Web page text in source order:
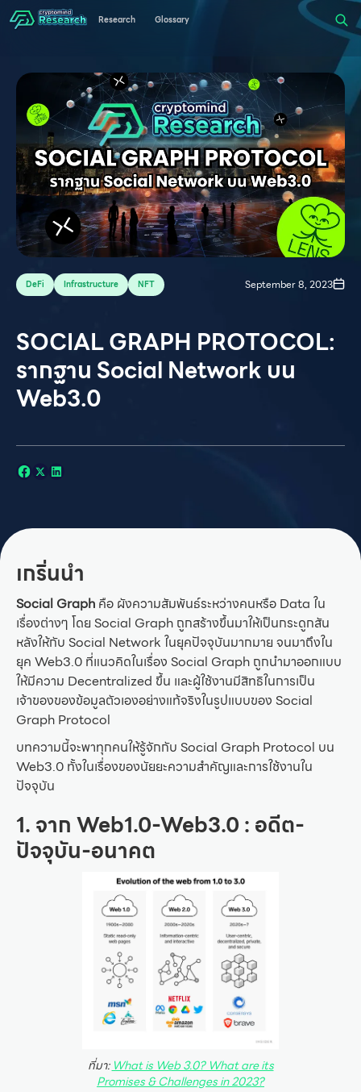
Research Glossary
DeFi Infrastructure NFT September 8, 2023
SOCIAL GRAPH PROTOCOL:
รากฐาน Social Network บน
Web3.0
เกริ่นนำ
Social Graph คือ ผังความสัมพันธ์ระหว่างคนหรือ Data ใน
เรื่องต่างๆ โดย Social Graph ถูกสร้างขึ้นมาให้เป็นกระดูกสัน
หลังให้กับ Social Network ในยุคปัจจุบันมากมาย จนมาถึงใน
ยุค Web3.0 ที่แนวคิดในเรื่อง Social Graph ถูกนำมาออกแบบ
ให้มีความ Decentralized ขึ้น และผู้ใช้งานมีสิทธิในการเป็น
เจ้าของของข้อมูลตัวเองอย่างแท้จริงในรูปแบบของ Social
Graph Protocol
บทความนี้จะพาทุกคนให้รู้จักกับ Social Graph Protocol บน
Web3.0 ทั้งในเรื่องของนัยยะความสำคัญและการใช้งานใน
ปัจจุบัน
1. จาก Web1.0-Web3.0 : อดีต-
ปัจจุบัน-อนาคต
ที่มา: What is Web 3.0? What are its
Promises & Challenges in 2023?